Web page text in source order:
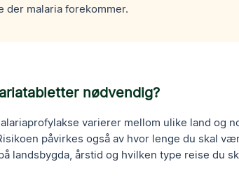
der malaria forekommer.
nødvendig?
varierer mellom ulike land og
påvirkes også av hvor lenge du skal
landsbygda, årstid og hvilken type reise du